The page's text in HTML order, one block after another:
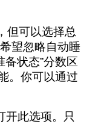
但可以选择总
望忽略自动睡
备状态”分数区
。你可以通过
开此选项。只